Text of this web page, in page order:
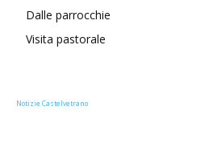
Dalle parrocchie
Visita pastorale
Notizie Castelvetrano